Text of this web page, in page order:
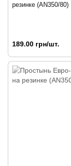
резинке (AN350/80)
189.00 грн/шт.